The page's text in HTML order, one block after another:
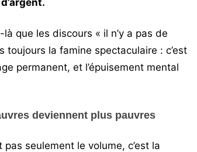
que les discours « il n’y a pas de
toujours la famine spectaculaire : c’est
permanent, et l’épuisement mental
deviennent plus pauvres
pas seulement le volume, c’est la